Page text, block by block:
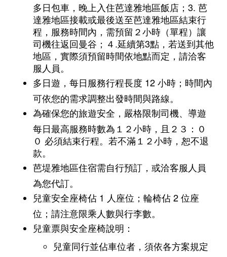
多日包車，晚上入住芭達雅地區飯店；3. 芭
達雅地區接載或最後送至芭達雅地區結束行
程，服務時間內，需預留２小時（單程）讓
司機往返回曼谷；４.延續第3點，若送到其他
地區，實際須預留時間依地點而定，請洽客
服人員。
多日遊，每日服務行程長度 12 小時；時間內
可依您的需求調整出發時間與路線。
為確保您的旅遊安全，嚴格限制司機、導遊
每日最高服務時數為１２小時，且２３：０
０ 必須結束行程。若不滿１２小時，恕不退
款。
芭堤雅地區住宿需自行預訂，或洽客服人員
為您代訂。
兒童安全座椅佔 1 人座位；輪椅佔 2 位座
位；請注意限乘人數與行李數。
兒童票與安全座椅說明：
兒童同行並佔車位者，須依各方案規定